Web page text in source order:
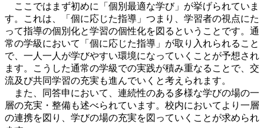
ここではまず初めに「個別最適な学び」が挙げられていま
す。これは、「個に応じた指導」つまり、学習者の視点にた
って指導の個別化と学習の個性化を図るということです。通
常の学級において「個に応じた指導」が取り入れられること
で、一人一人が学びやすい環境になっていくことが予想され
ます。こうした通常の学級での実践が積み重なることで、交
流及び共同学習の充実も進んでいくと考えられます。
また、同答申において、連続性のある多様な学びの場の一
層の充実・整備も述べられています。校内においてより一層
の連携を図り、学びの場の充実を図っていくことが求められ